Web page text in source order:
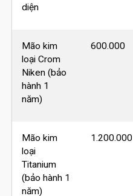
diện
Mão kim
loại Crom
Niken (bảo
hành 1
năm)
600.000
Mão kim
loại
Titanium
(bảo hành 1
năm)
1.200.000